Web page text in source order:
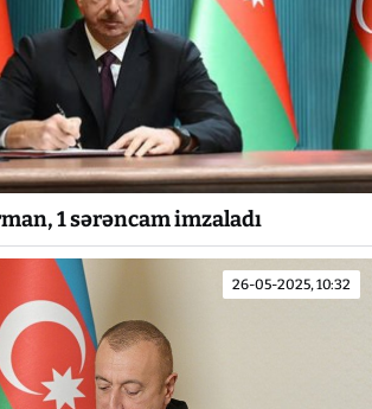
1 sərəncam imzaladı
26-05-2025, 10:32